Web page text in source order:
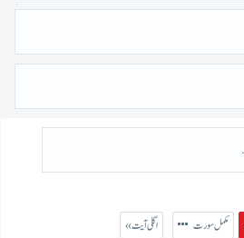
مکمل سورت « اگلی آیت